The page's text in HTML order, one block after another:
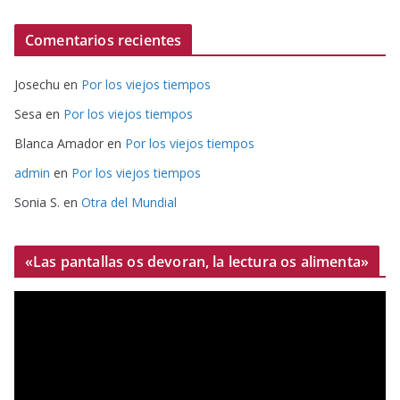
Comentarios recientes
Josechu en Por los viejos tiempos
Sesa en Por los viejos tiempos
Blanca Amador en Por los viejos tiempos
admin en Por los viejos tiempos
Sonia S. en Otra del Mundial
«Las pantallas os devoran, la lectura os alimenta»